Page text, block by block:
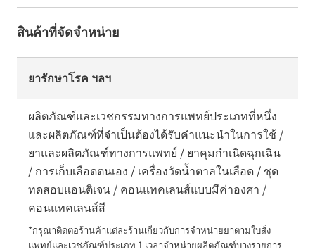
สินค้าที่จัดจำหน่าย
ยารักษาโรค ฯลฯ
ผลิตภัณฑ์และเวชกรรมทางการแพทย์ประเภทที่หนึ่ง
และผลิตภัณฑ์ที่จำเป็นต้องได้รับคำแนะนำในการใช้ /
ยาและผลิตภัณฑ์ทางการแพทย์ / ยาคุมกำเนิดฉุกเฉิน
/ การเก็บเลือดตนเอง / เครื่องวัดน้ำตาลในเลือด / ชุด
ทดสอบแอนติเจน / คอนแทคเลนส์แบบมีค่าองศา /
คอนแทคเลนส์สี
*กรุณาติดต่อร้านค้าแต่ละร้านเกี่ยวกับการจำหน่ายยาตามใบสั่ง
แพทย์และเวชภัณฑ์ประเภท 1 เวลาจำหน่ายผลิตภัณฑ์บางรายการ